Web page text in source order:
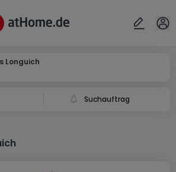
Longuich
Suchauftrag
Ort ok